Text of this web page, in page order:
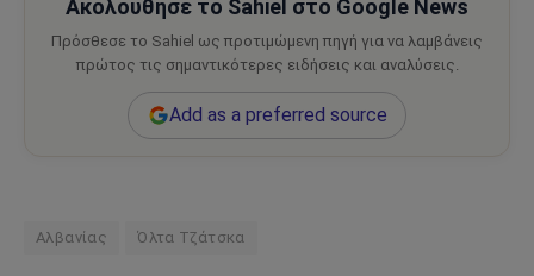
Ακολούθησε το Sahiel στο Google News
Πρόσθεσε το Sahiel ως προτιμώμενη πηγή για να λαμβάνεις
πρώτος τις σημαντικότερες ειδήσεις και αναλύσεις.
Add as a preferred source
Αλβανίας Όλτα Τζάτσκα